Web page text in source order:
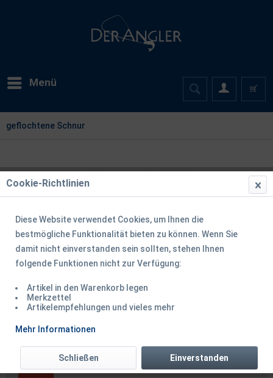
Menü
geflochtene Schnur
0,24mm
Cookie-Richtlinien
Diese Website verwendet Cookies, um Ihnen die
bestmögliche Funktionalität bieten zu können. Wenn Sie
damit nicht einverstanden sein sollten, stehen Ihnen
folgende Funktionen nicht zur Verfügung:
Artikel in den Warenkorb legen
Merkzettel
Artikelempfehlungen und vieles mehr
Mehr Informationen
Einverstanden
Schließen